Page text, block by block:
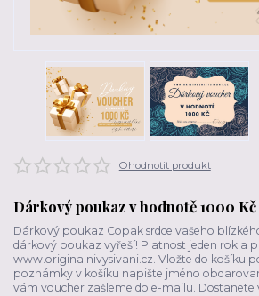
Ohodnotit produkt
Dárkový poukaz v hodnotě 1000 Kč
Dárkový poukaz Copak srdce vašeho
dárkový poukaz vyřeší! Platnost jeden rok a
www.originalnivysivani.cz. Vložte do košíku
poznámky v košíku napište jméno
vám voucher zašleme do e-mailu. Dostanete